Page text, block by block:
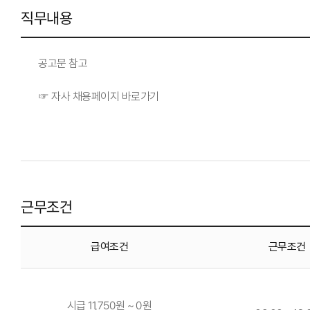
직무내용
공고문 참고
☞ 자사 채용페이지 바로가기
근무조건
급여조건 근무조건
시급 11,750원 ~ 0원